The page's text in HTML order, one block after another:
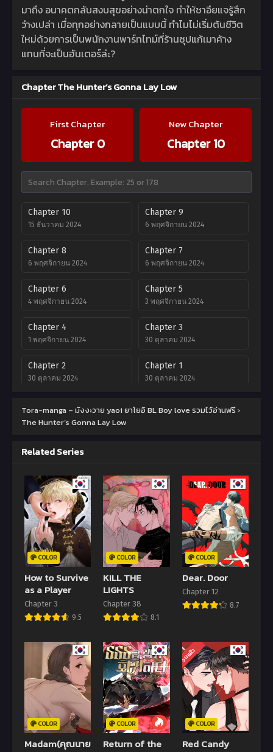
มาถึง อนาคตกลับสงบสุขอย่างน่าตกใจ ทำให้ชาอึยแจรู้สึก
ว่างเปล่า เมื่อทุกอย่างกลายเป็นแบบนี้ ทำไมไม่เริ่มต้นชีวิต
ใหม่ด้วยการเป็นพนักงานพาร์ทไทม์ที่ร้านซุปแก้เมาค้าง
แทนที่จะเป็นฮันเตอร์ล่ะ?
Chapter The Hunter’s Gonna Lay Low
First Chapter
Chapter 0
New Chapter
Chapter 10
Chapter 10
15 ธันวาคม 2024
Chapter 9
6 พฤศจิกายน 2024
Chapter 8
6 พฤศจิกายน 2024
Chapter 7
6 พฤศจิกายน 2024
Chapter 6
4 พฤศจิกายน 2024
Chapter 5
3 พฤศจิกายน 2024
Chapter 4
1 พฤศจิกายน 2024
Chapter 3
30 ตุลาคม 2024
Chapter 2
30 ตุลาคม 2024
Chapter 1
30 ตุลาคม 2024
30 ตุลาคม 2024
Tora-manga – มังงะวาย yaoi ยาโยอิ BL Boy love รวมไว้อ่านฟรี ›
The Hunter’s Gonna Lay Low
Related Series
COLOR
How to Survive
as a Player
Chapter 3
9.5
COLOR
KILL THE
LIGHTS
Chapter 38
8.1
COLOR
Dear. Door
Chapter 12
8.7
COLOR
Madam(คุณนาย)
COLOR
Return of the
จบแล้ว
COLOR
Red Candy